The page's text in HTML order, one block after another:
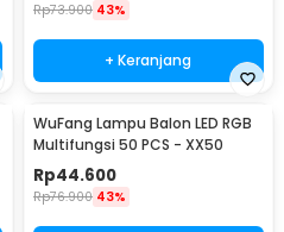
Rp73.900 43%
+ Keranjang
WuFang Lampu Balon LED RGB
Multifungsi 50 PCS - XX50
Rp44.600
Rp76.900 43%